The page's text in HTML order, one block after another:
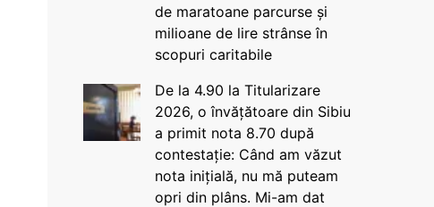
de maratoane parcurse și
milioane de lire strânse în
scopuri caritabile
De la 4.90 la Titularizare
2026, o învățătoare din Sibiu
a primit nota 8.70 după
contestație: Când am văzut
nota inițială, nu mă puteam
opri din plâns. Mi-am dat